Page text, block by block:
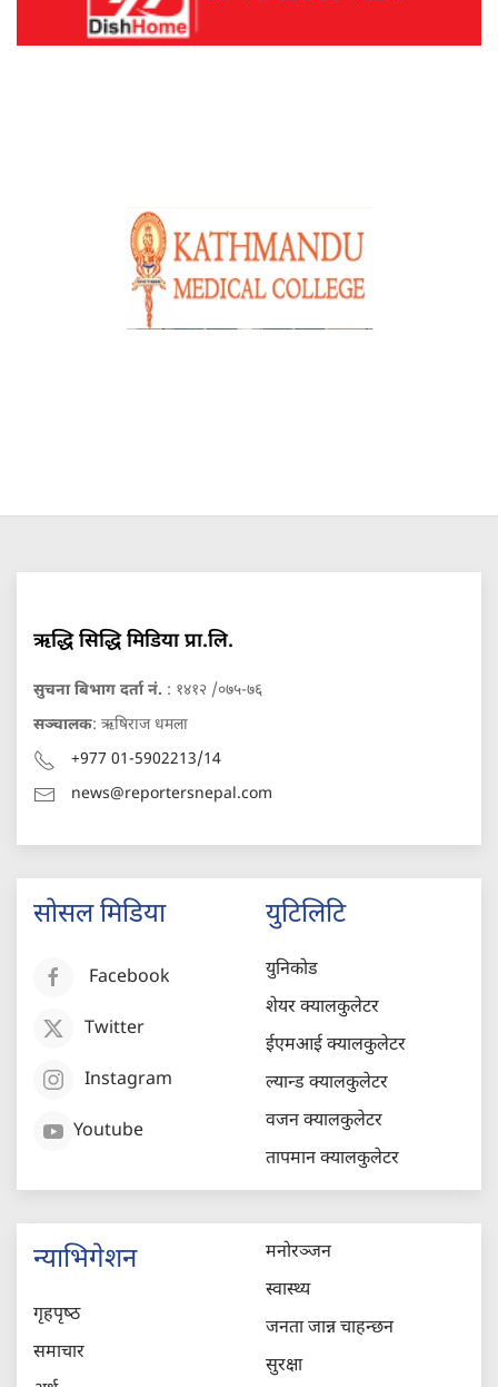
ऋद्धि सिद्धि मिडिया प्रा.लि.
सुचना बिभाग दर्ता नं. : १४१२ /०७५-७६
सञ्चालक: ऋषिराज धमला
+977 01-5902213/14
news@reportersnepal.com
सोसल मिडिया
Facebook
Twitter
Instagram
Youtube
युटिलिटि
युनिकोड
शेयर क्यालकुलेटर
ईएमआई क्यालकुलेटर
ल्यान्ड क्यालकुलेटर
वजन क्यालकुलेटर
तापमान क्यालकुलेटर
न्याभिगेशन
गृहपृष्‍ठ
समाचार
मनोरञ्जन
स्वास्थ्य
जनता जान्न चाहन्छन
सुरक्षा